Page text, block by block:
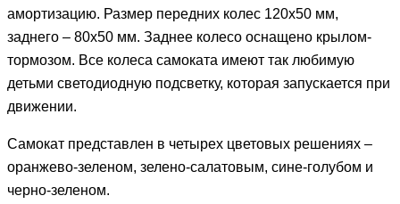
амортизацию. Размер передних колес 120х50 мм,
заднего – 80х50 мм. Заднее колесо оснащено крылом-
тормозом. Все колеса самоката имеют так любимую
детьми светодиодную подсветку, которая запускается при
движении.
Самокат представлен в четырех цветовых решениях –
оранжево-зеленом, зелено-салатовым, сине-голубом и
черно-зеленом.